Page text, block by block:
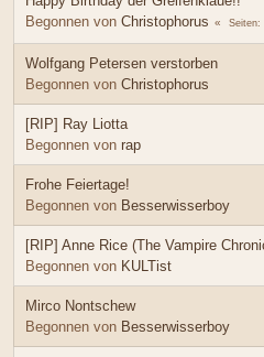
Begonnen von Christophorus Seiten
Wolfgang Petersen verstorben
Begonnen von Christophorus
[RIP] Ray Liotta
Begonnen von rap
Frohe Feiertage!
Begonnen von Besserwisserboy
[RIP] Anne Rice (The Vampire
Begonnen von KULTist
Mirco Nontschew
Begonnen von Besserwisserboy